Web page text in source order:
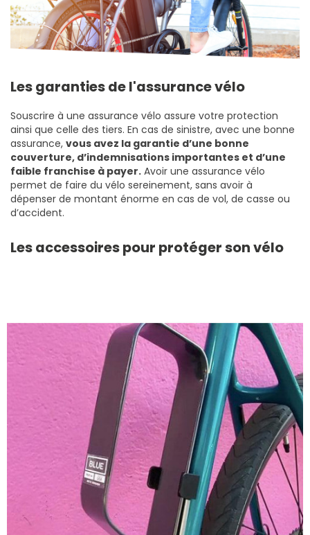
Les garanties de l'assurance vélo
Souscrire à une assurance vélo assure votre protection
ainsi que celle des tiers. En cas de sinistre, avec une bonne
assurance, vous avez la garantie d’une bonne
couverture, d’indemnisations importantes et d’une
faible franchise à payer. Avoir une assurance vélo
permet de faire du vélo sereinement, sans avoir à
dépenser de montant énorme en cas de vol, de casse ou
d’accident.
Les accessoires pour protéger son vélo